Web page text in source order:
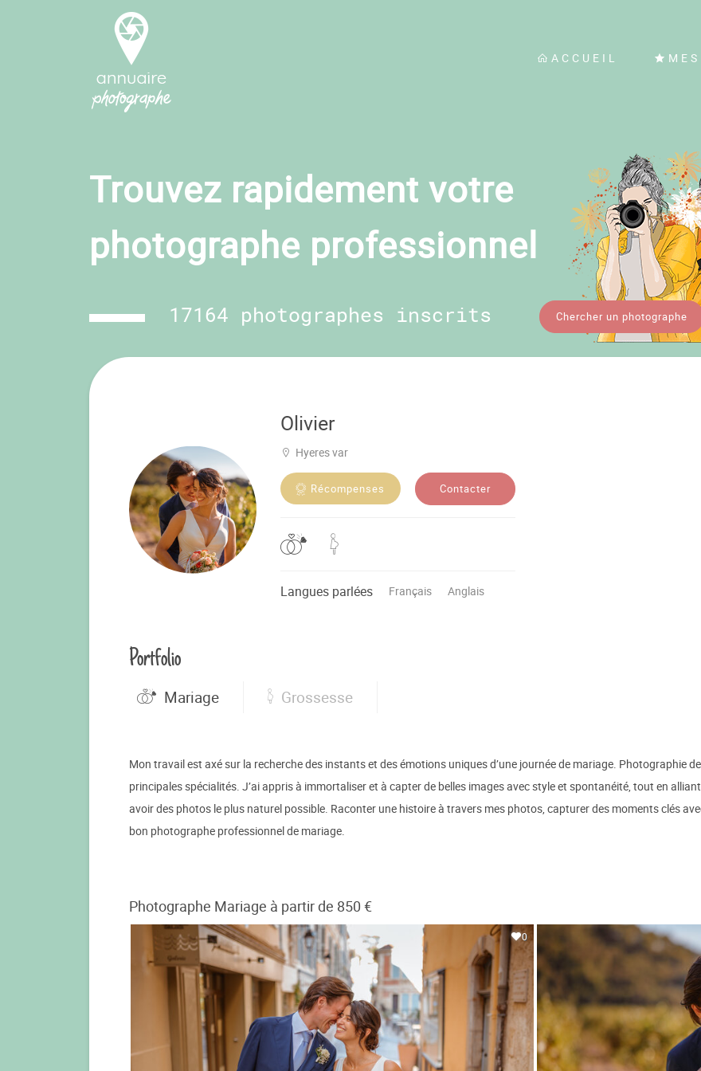
ACCUEIL
Trouvez rapidement votre
photographe professionnel
17164 photographes inscrits Chercher un photographe
Olivier
Hyeres var
Récompenses Contacter
Langues parlées Français Anglais
Portfolio
Mariage Grossesse
Mon travail est axé sur la recherche des instants et des émotions uniques d’une journée de mariage. Photographie
principales spécialités. J’ai appris à immortaliser et à capter de belles images avec style et spontanéité, tout en
avoir des photos le plus naturel possible. Raconter une histoire à travers mes photos, capturer des moments clés
bon photographe professionnel de mariage.
Photographe Mariage à partir de 850 €
0